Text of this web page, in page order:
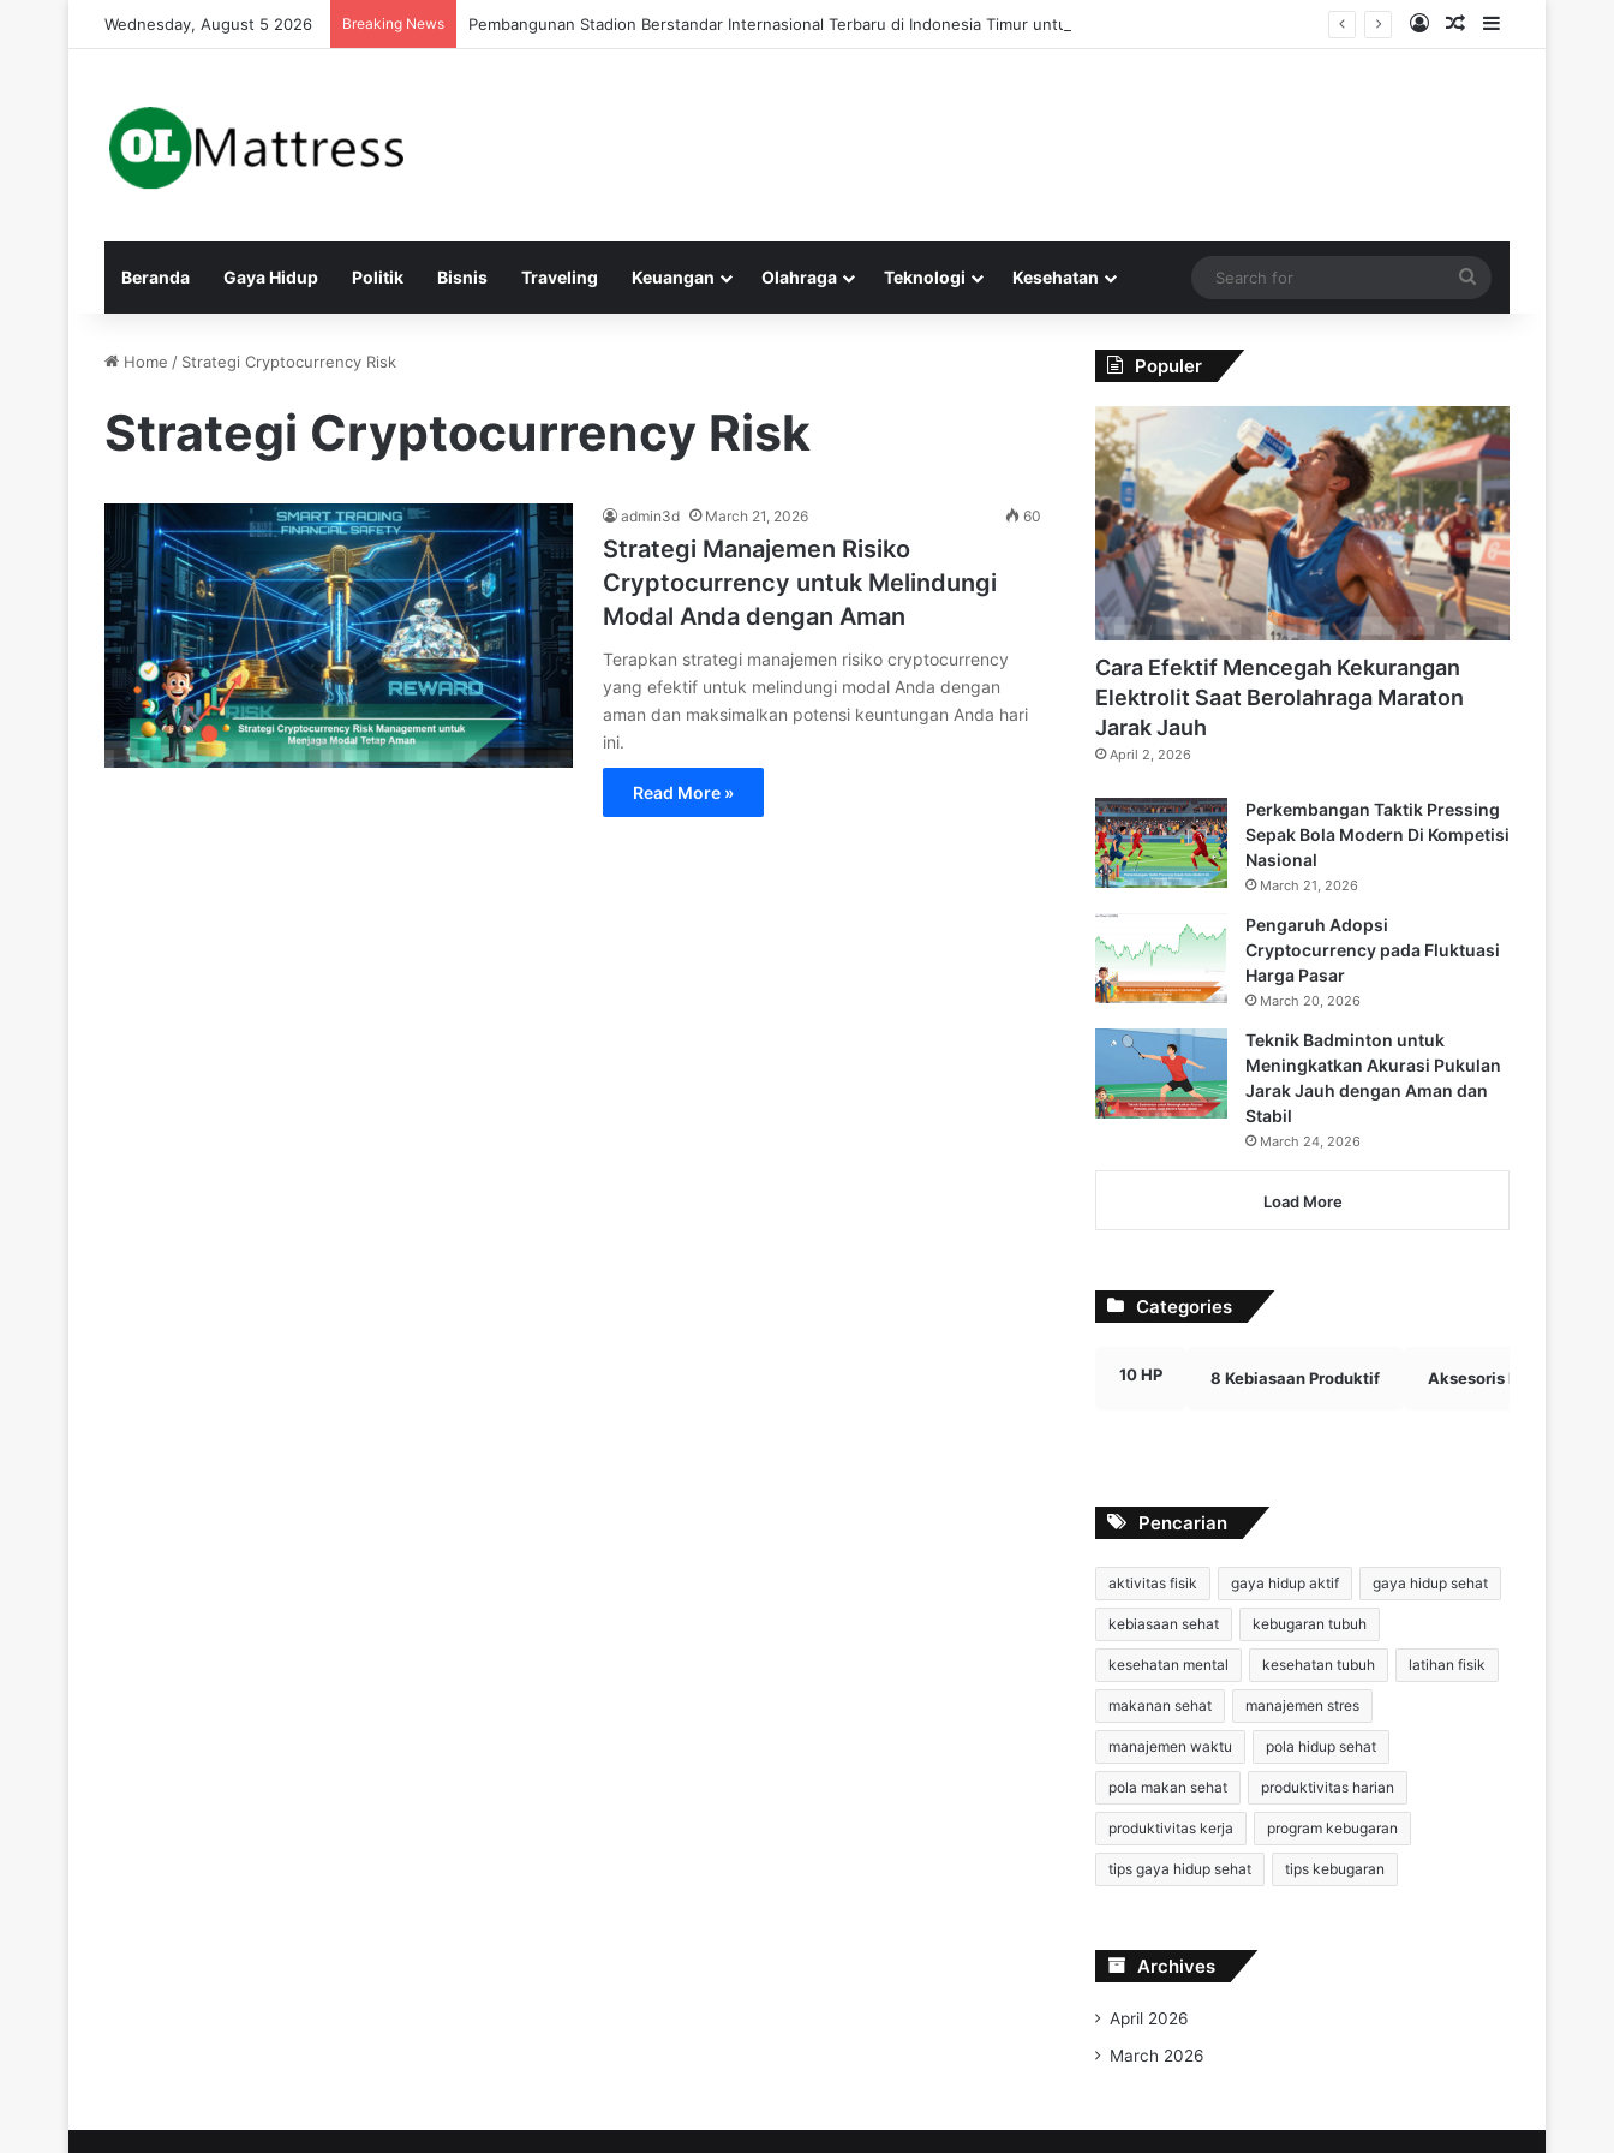
Wednesday, August 5 2026 Breaking News Pembangunan Stadion Berstandar Internasional Terbaru di Indonesia Timur untuk Masa Depan yang Cerah Log InRandom Article
Sidebar
Beranda Gaya Hidup Politik Bisnis Traveling Keuangan Olahraga Teknologi Kesehatan
for
Home / Strategi Cryptocurrency Risk
Strategi Cryptocurrency Risk
admin3d March 21, 2026 60
Strategi Manajemen Risiko
Cryptocurrency untuk Melindungi
Modal Anda dengan Aman
Terapkan strategi manajemen risiko cryptocurrency
yang efektif untuk melindungi modal Anda dengan
aman dan maksimalkan potensi keuntungan Anda hari
ini.
Read More »
Populer
Cara Efektif Mencegah Kekurangan
Elektrolit Saat Berolahraga Maraton
Jarak Jauh
April 2, 2026
Perkembangan Taktik Pressing
Sepak Bola Modern Di Kompetisi
Nasional
March 21, 2026
Pengaruh Adopsi
Cryptocurrency pada Fluktuasi
Harga Pasar
March 20, 2026
Teknik Badminton untuk
Meningkatkan Akurasi Pukulan
Jarak Jauh dengan Aman dan
Stabil
March 24, 2026
Load More
Categories
10 HP 8 Kebiasaan Produktif Aksesoris Digital Efektif
Pencarian
aktivitas fisik gaya hidup aktif gaya hidup sehat
kebiasaan sehat kebugaran tubuh
kesehatan mental kesehatan tubuh latihan fisik
makanan sehat manajemen stres
manajemen waktu pola hidup sehat
pola makan sehat produktivitas harian
produktivitas kerja program kebugaran
tips gaya hidup sehat tips kebugaran
Archives
April 2026
March 2026